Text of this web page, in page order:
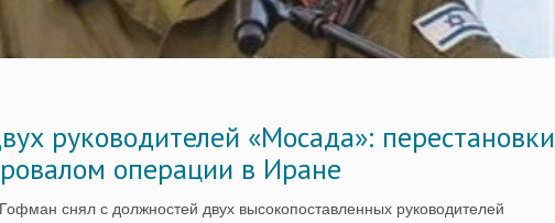
руководителей «Мосада»: перестановки
операции в Иране
снял с должностей двух высокопоставленных руководителей